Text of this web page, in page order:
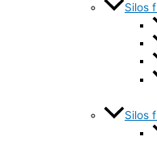
Silos
Silos